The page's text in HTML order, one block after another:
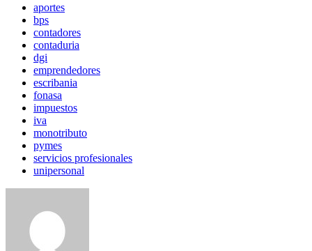
aportes
bps
contadores
contaduria
dgi
emprendedores
escribania
fonasa
impuestos
iva
monotributo
pymes
servicios profesionales
unipersonal